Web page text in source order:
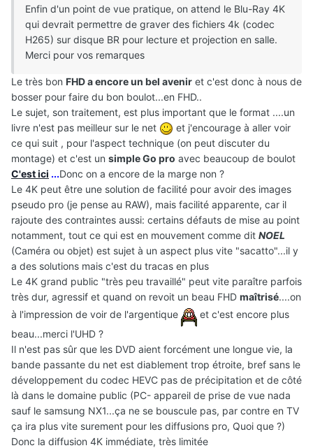
Enfin d'un point de vue pratique, on attend le Blu-Ray 4K
qui devrait permettre de graver des fichiers 4k (codec
H265) sur disque BR pour lecture et projection en salle.
Merci pour vos remarques
Le très bon FHD a encore un bel avenir et c'est donc à nous de
bosser pour faire du bon boulot...en FHD..
Le sujet, son traitement, est plus important que le format ....un
livre n'est pas meilleur sur le net
et j'encourage à aller voir
ce qui suit , pour l'aspect technique (on peut discuter du
montage) et c'est un simple Go pro avec beaucoup de boulot
C'est ici ...Donc on a encore de la marge non ?
Le 4K peut être une solution de facilité pour avoir des images
pseudo pro (je pense au RAW), mais facilité apparente, car il
rajoute des contraintes aussi: certains défauts de mise au point
notamment, tout ce qui est en mouvement comme dit NOEL
(Caméra ou objet) est sujet à un aspect plus vite "sacatto"...il y
a des solutions mais c'est du tracas en plus
Le 4K grand public "très peu travaillé" peut vite paraître parfois
très dur, agressif et quand on revoit un beau FHD maîtrisé....on
à l'impression de voir de l'argentique
et c'est encore plus
beau...merci l'UHD ?
Il n'est pas sûr que les DVD aient forcément une longue vie, la
bande passante du net est diablement trop étroite, bref sans le
développement du codec HEVC pas de précipitation et de côté
là dans le domaine public (PC- appareil de prise de vue nada
sauf le samsung NX1...ça ne se bouscule pas, par contre en TV
ça ira plus vite surement pour les diffusions pro, Quoi que ?)
Donc la diffusion 4K immédiate, très limitée